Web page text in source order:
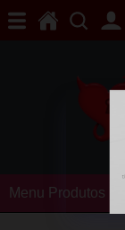
Menu Produtos